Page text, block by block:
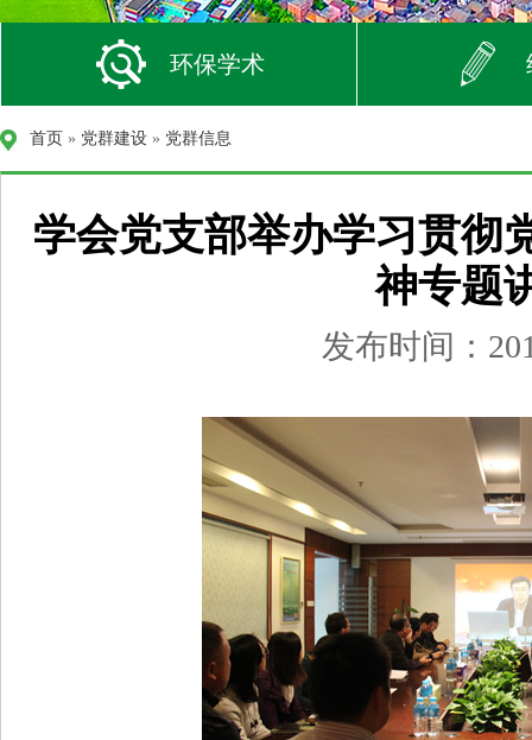
环保学术
首页 » 党群建设 » 党群信息
学会党支部举办学习贯彻
神专题
发布时间：